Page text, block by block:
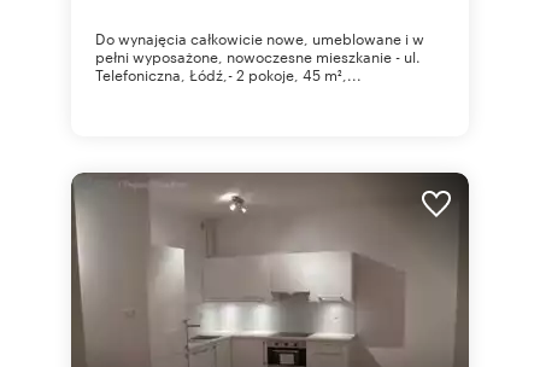
Do wynajęcia całkowicie nowe, umeblowane i w
pełni wyposażone, nowoczesne mieszkanie - ul.
Telefoniczna, Łódź,- 2 pokoje, 45 m²,...